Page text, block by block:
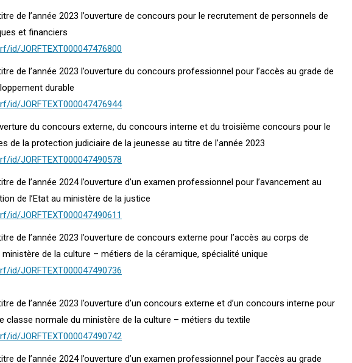
de l’année 2023 l’ouverture de concours pour le recrutement de personnels de
et financiers
id/JORFTEXT000047476800
de l’année 2023 l’ouverture du concours professionnel pour l’accès au grade de
durable
id/JORFTEXT000047476944
du concours externe, du concours interne et du troisième concours pour le
de la protection judiciaire de la jeunesse au titre de l’année 2023
id/JORFTEXT000047490578
de l’année 2024 l’ouverture d’un examen professionnel pour l’avancement au
de l’Etat au ministère de la justice
id/JORFTEXT000047490611
de l’année 2023 l’ouverture de concours externe pour l’accès au corps de
de la culture – métiers de la céramique, spécialité unique
id/JORFTEXT000047490736
de l’année 2023 l’ouverture d’un concours externe et d’un concours interne pour
classe normale du ministère de la culture – métiers du textile
id/JORFTEXT000047490742
de l’année 2024 l’ouverture d’un examen professionnel pour l’accès au grade